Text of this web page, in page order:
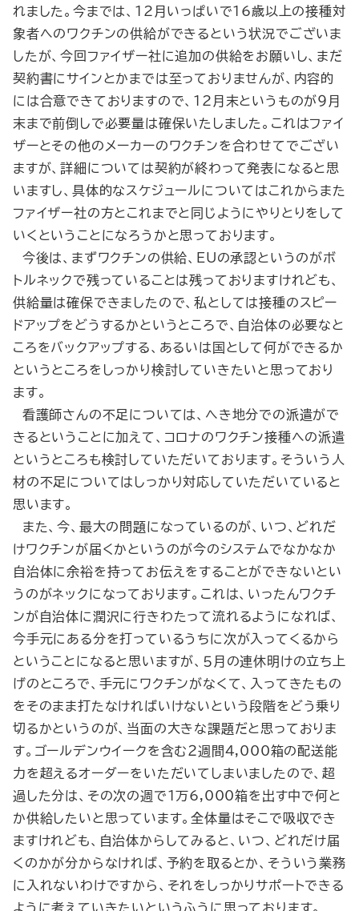
れました。今までは、12月いっぱいで16歳以上の接種対
象者へのワクチンの供給ができるという状況でございま
したが、今回ファイザー社に追加の供給をお願いし、まだ
契約書にサインとかまでは至っておりませんが、内容的
には合意できておりますので、12月末というものが９月
末まで前倒しで必要量は確保いたしました。これはファイ
ザーとその他のメーカーのワクチンを合わせてでござい
ますが、詳細については契約が終わって発表になると思
いますし、具体的なスケジュールについてはこれからまた
ファイザー社の方とこれまでと同じようにやりとりをして
いくということになろうかと思っております。
今後は、まずワクチンの供給、EUの承認というのがボ
トルネックで残っていることは残っておりますけれども、
供給量は確保できましたので、私としては接種のスピー
ドアップをどうするかというところで、自治体の必要なと
ころをバックアップする、あるいは国として何ができるか
というところをしっかり検討していきたいと思っており
ます。
看護師さんの不足については、へき地分での派遣がで
きるということに加えて、コロナのワクチン接種への派遣
というところも検討していただいております。そういう人
材の不足についてはしっかり対応していただいていると
思います。
また、今、最大の問題になっているのが、いつ、どれだ
けワクチンが届くかというのが今のシステムでなかなか
自治体に余裕を持ってお伝えをすることができないとい
うのがネックになっております。これは、いったんワクチ
ンが自治体に潤沢に行きわたって流れるようになれば、
今手元にある分を打っているうちに次が入ってくるから
ということになると思いますが、５月の連休明けの立ち上
げのところで、手元にワクチンがなくて、入ってきたもの
をそのまま打たなければいけないという段階をどう乗り
切るかというのが、当面の大きな課題だと思っておりま
す。ゴールデンウイークを含む２週間4,000箱の配送能
力を超えるオーダーをいただいてしまいましたので、超
過した分は、その次の週で1万6,000箱を出す中で何と
か供給したいと思っています。全体量はそこで吸収でき
ますけれども、自治体からしてみると、いつ、どれだけ届
くのかが分からなければ、予約を取るとか、そういう業務
に入れないわけですから、それをしっかりサポートできる
ように考えていきたいというふうに思っております。